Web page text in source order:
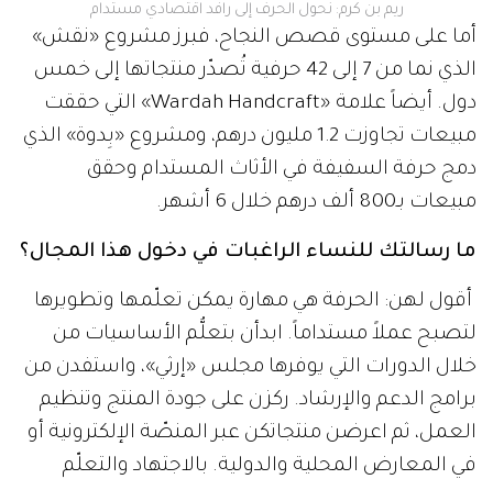
ريم بن كرم: نحول الحرف إلى رافد اقتصادي مستدام
أما على مستوى قصص النجاح، فبرز مشروع «نقش»
الذي نما من 7 إلى 42 حرفية تُصدّر منتجاتها إلى خمس
دول. أيضاً علامة «Wardah Handcraft» التي حققت
مبيعات تجاوزت 1.2 مليون درهم، ومشروع «بِدوة» الذي
دمج حرفة السفيفة في الأثاث المستدام وحقق
مبيعات بـ800 ألف درهم خلال 6 أشهر.
ما رسالتك للنساء الراغبات في دخول هذا المجال؟
أقول لهن: الحرفة هي مهارة يمكن تعلّمها وتطويرها
لتصبح عملاً مستداماً. ابدأن بتعلُّم الأساسيات من
خلال الدورات التي يوفرها مجلس «إرثي»، واستفدن من
برامج الدعم والإرشاد. ركزن على جودة المنتج وتنظيم
العمل، ثم اعرضن منتجاتكن عبر المنصّة الإلكترونية أو
في المعارض المحلية والدولية. بالاجتهاد والتعلّم